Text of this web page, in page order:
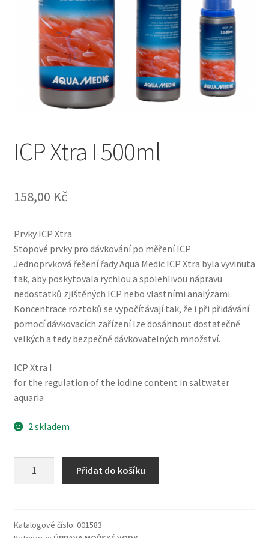
ICP Xtra I 500ml
158,00 Kč
Prvky ICP Xtra
Stopové prvky pro dávkování po měření ICP
Jednoprvková řešení řady Aqua Medic ICP Xtra byla vyvinuta
tak, aby poskytovala rychlou a spolehlivou nápravu
nedostatků zjištěných ICP nebo vlastními analýzami.
Koncentrace roztoků se vypočítávají tak, že i při přidávání
pomocí dávkovacích zařízení lze dosáhnout dostatečně
velkých a tedy bezpečně dávkovatelných množství.
ICP Xtra I
for the regulation of the iodine content in saltwater
aquaria
2 skladem
množství
Přidat do košíku
Katalogové číslo: 001583